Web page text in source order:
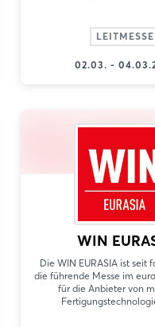
LEITMESSE
02.03. -
WIN
Die WIN EURASIA ist seit
die führende Messe im
für die Anbieter von